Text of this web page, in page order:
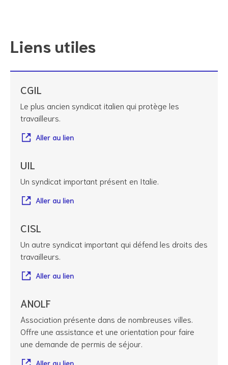
Liens utiles
CGIL
Le plus ancien syndicat italien qui protège les
travailleurs.
Aller au lien
UIL
Un syndicat important présent en Italie.
Aller au lien
CISL
Un autre syndicat important qui défend les droits des
travailleurs.
Aller au lien
ANOLF
Association présente dans de nombreuses villes.
Offre une assistance et une orientation pour faire
une demande de permis de séjour.
Aller au lien